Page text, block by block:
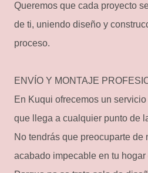
Queremos que cada proyecto
de ti, uniendo diseño y
proceso.
ENVÍO Y MONTAJE
En Kuqui ofrecemos un
que llega a cualquier punto de
No tendrás que preocuparte de
acabado impecable en tu hogar